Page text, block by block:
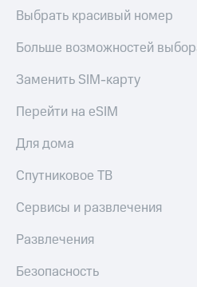
Выбрать красивый номер
Больше возможностей
Заменить SIM-карту
Перейти на eSIM
Для дома
Спутниковое ТВ
Сервисы и развлечения
Развлечения
Безопасность